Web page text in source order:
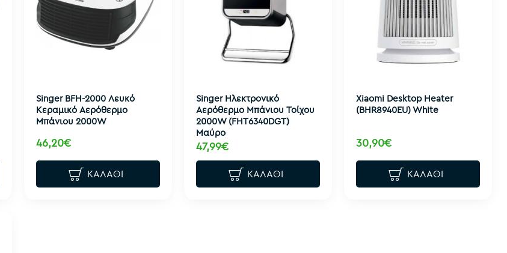
Singer BFH-2000 Λευκό
Κεραμικό Αερόθερμο
Μπάνιου 2000W
46,20€
ΚΑΛΆΘΙ
Singer Ηλεκτρονικό
Αερόθερμο Μπάνιου Τοίχου
2000W (FHT6340DGT)
Μαύρο
47,99€
ΚΑΛΆΘΙ
Xiaomi Desktop Heater
(BHR8940EU) White
30,90€
ΚΑΛΆΘΙ